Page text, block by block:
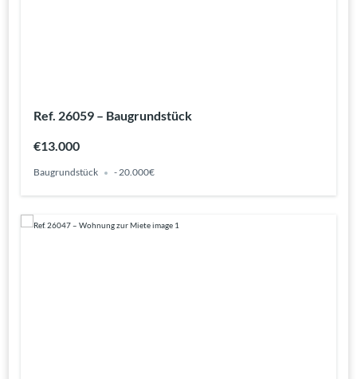
Ref. 26059 – Baugrundstück
€13.000
Baugrundstück - 20.000€